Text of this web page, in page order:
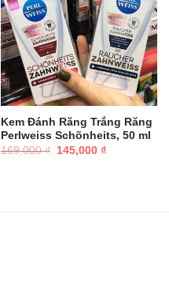
Kem Đánh Răng Trắng Răng
Perlweiss Schõnheỉts, 50 ml
169,000₫
Giá
145,000 ₫Giá